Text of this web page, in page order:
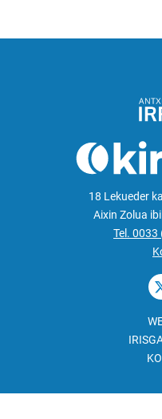
18 Lekueder
Aixin Zolua
Tel. 0033